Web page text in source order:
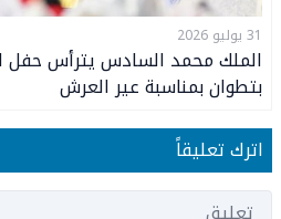
31 يوليو 2026
الملك محمد السادس يترأس حفل
بتطوان بمناسبة عير العرش
اترك تعليقاً